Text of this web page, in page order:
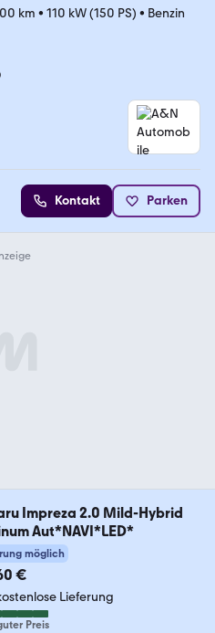
km • 110 kW (150 PS) • Benzin
Kontakt Parken
Impreza 2.0 Mild-Hybrid
Aut*NAVI*LED*
möglich
€
Lieferung
Preis